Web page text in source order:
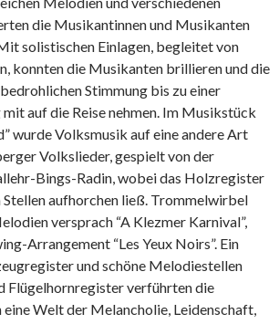
die Musikantinnen und Musikanten
solistischen Einlagen, begleitet von
konnten die Musikanten brillieren und die
Stimmung bis zu einer
auf die Reise nehmen. Im Musikstück
wurde Volksmusik auf eine andere Art
Volkslieder, gespielt von der
Bings-Radin, wobei das Holzregister
aufhorchen ließ. Trommelwirbel
versprach “A Klezmer Karnival”,
Arrangement “Les Yeux Noirs”. Ein
und schöne Melodiestellen
Flügelhornregister verführten die
Welt der Melancholie, Leidenschaft,